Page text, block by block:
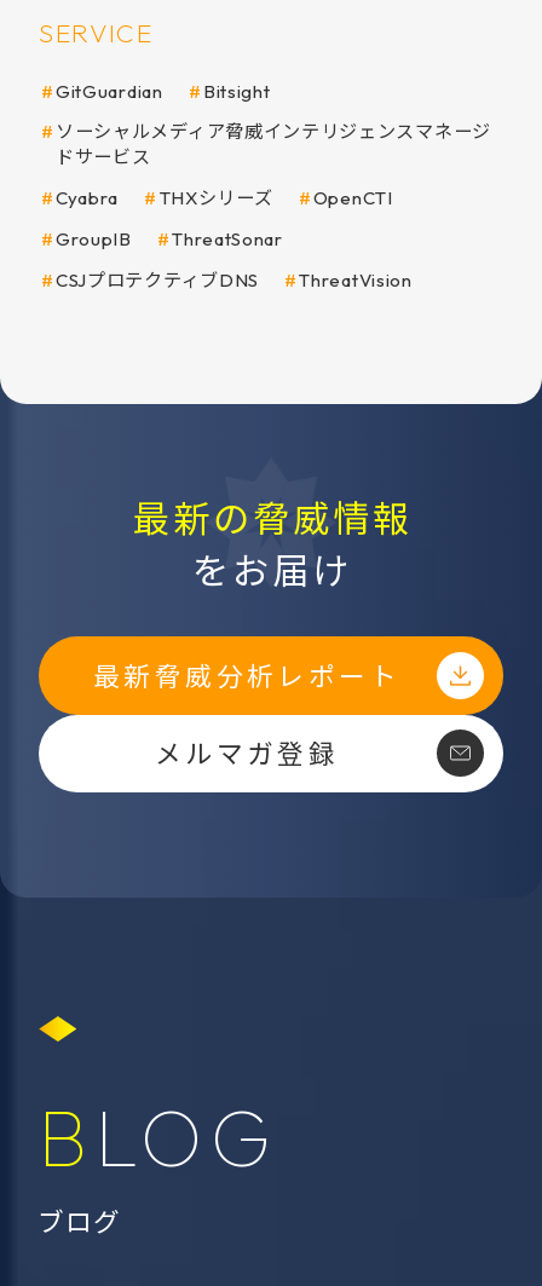
SERVICE
GitGuardian
Bitsight
ソーシャルメディア脅威インテリジェンスマネージ
ドサービス
Cyabra
THXシリーズ
OpenCTI
GroupIB
ThreatSonar
CSJプロテクティブDNS
ThreatVision
最新の脅威情報
をお届け
最新脅威分析レポート
メルマガ登録
BLOG
ブログ